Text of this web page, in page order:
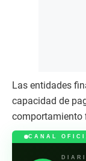
Las entidades
capacidad de
comportamiento
CANAL